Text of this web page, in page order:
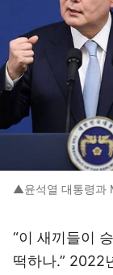
▲윤석열 대통령과
“이 새끼들이
떡하나.” 2022